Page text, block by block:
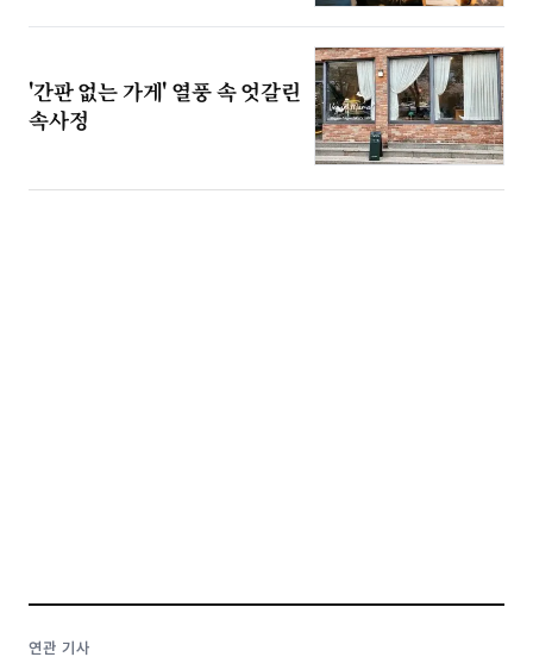
'간판 없는 가게' 열풍 속 엇갈린
속사정
연관 기사